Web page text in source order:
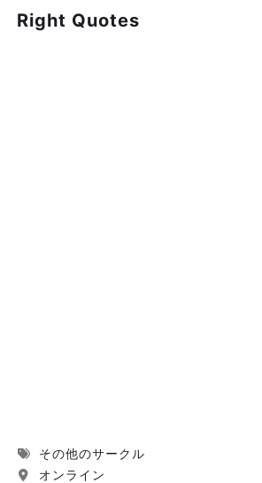
Right Quotes
その他のサークル
オンライン